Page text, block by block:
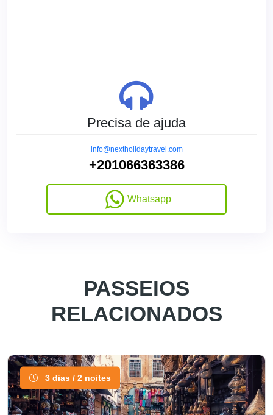
Precisa de ajuda
info@nextholidaytravel.com
+201066363386
Whatsapp
PASSEIOS
RELACIONADOS
3 dias / 2 noites